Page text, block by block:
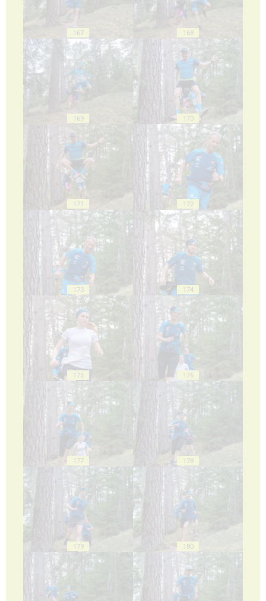
167 168
169 170
171 172
173 174
175 176
177 178
179 180